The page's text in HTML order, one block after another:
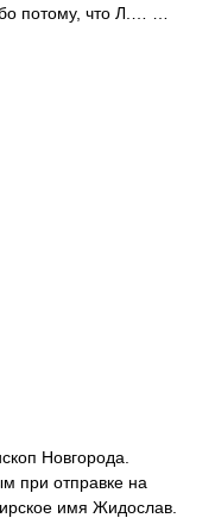
потому, что Л.… …
Новгорода.
при отправке на
имя Жидослав.